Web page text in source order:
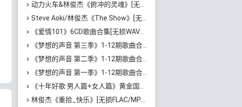
动力火车&林俊杰《俯冲的灵魂》[无损FLAC/MP3/61MB]迅雷云网盘下载
Steve Aoki/林俊杰《The Show》[无损FLAC/MP3/60MB]百度云网盘下载
《爱情101》6CD歌曲合集[无损WAV分轨/MP3/4.33GB]百度云网盘下载
《梦想的声音 第三季》1-12期歌曲合集[无损FLAC/MP3/4.22GB]百度云网盘下载
《梦想的声音 第二季》1-12期歌曲合集[无损FLAC/MP3/5.2GB]百度云网盘下载
《梦想的声音 第一季》1-12期歌曲合集[无损FLAC/MP3/3.95GB]百度云网盘下载
《十年好歌·男人篇+女人篇》黄金国语珍藏6CD[无损WAV/MP3/4.09GB]百度云网盘下载
林俊杰《重拾_快乐》[无损FLAC/MP3/659MB]百度云网盘下载